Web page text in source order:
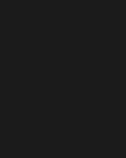
ventana)
ventana)